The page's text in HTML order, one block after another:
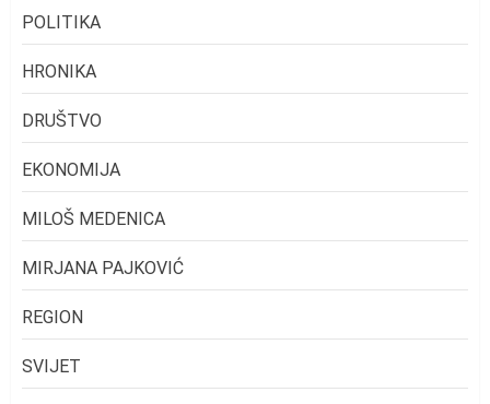
POLITIKA
HRONIKA
DRUŠTVO
EKONOMIJA
MILOŠ MEDENICA
MIRJANA PAJKOVIĆ
REGION
SVIJET